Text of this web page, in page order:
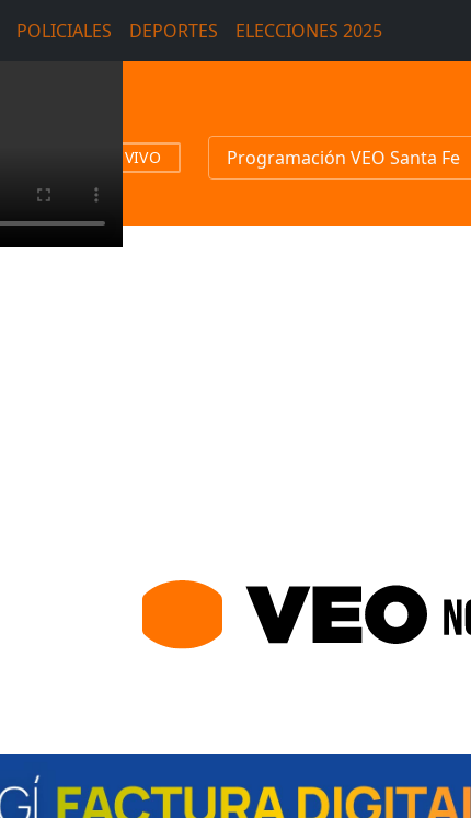
POLICIALES DEPORTES ELECCIONES 2025
EN VIVO Programación VEO Santa Fe